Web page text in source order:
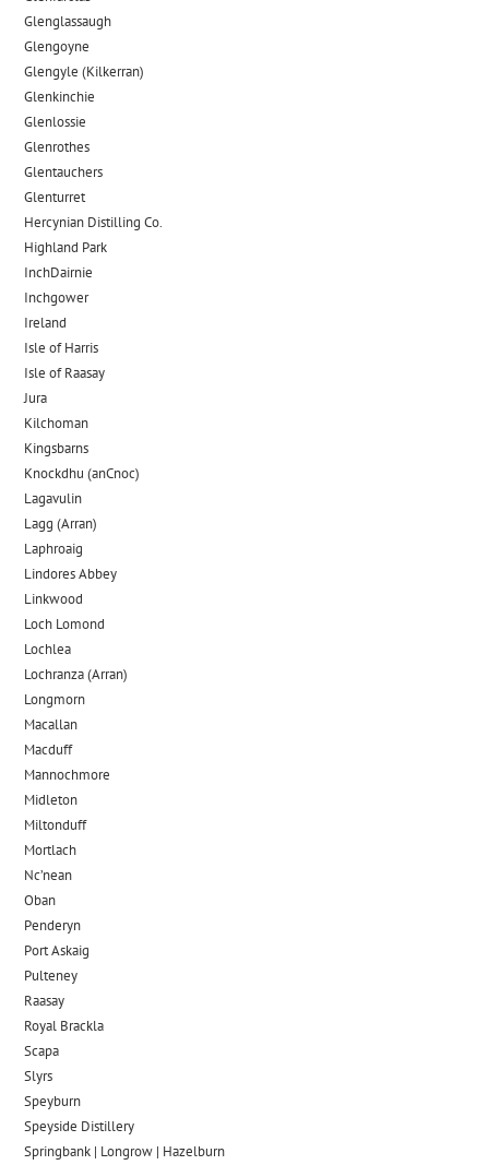
Glenglassaugh
Glengoyne
Glengyle (Kilkerran)
Glenkinchie
Glenlossie
Glenrothes
Glentauchers
Glenturret
Hercynian Distilling Co.
Highland Park
InchDairnie
Inchgower
Ireland
Isle of Harris
Isle of Raasay
Jura
Kilchoman
Kingsbarns
Knockdhu (anCnoc)
Lagavulin
Lagg (Arran)
Laphroaig
Lindores Abbey
Linkwood
Loch Lomond
Lochlea
Lochranza (Arran)
Longmorn
Macallan
Macduff
Mannochmore
Midleton
Miltonduff
Mortlach
Nc’nean
Oban
Penderyn
Port Askaig
Pulteney
Raasay
Royal Brackla
Scapa
Slyrs
Speyburn
Speyside Distillery
Springbank | Longrow | Hazelburn